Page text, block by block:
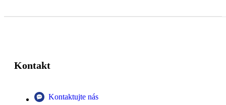
Kontakt
Kontaktujte nás